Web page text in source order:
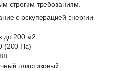
строгим требованиям.
с рекуперацией энергии
до 200 м2
(200 Па)
пластиковый